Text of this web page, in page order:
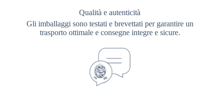
Qualità e autenticità
Gli imballaggi sono testati e brevettati per garantire un
trasporto ottimale e consegne integre e sicure.